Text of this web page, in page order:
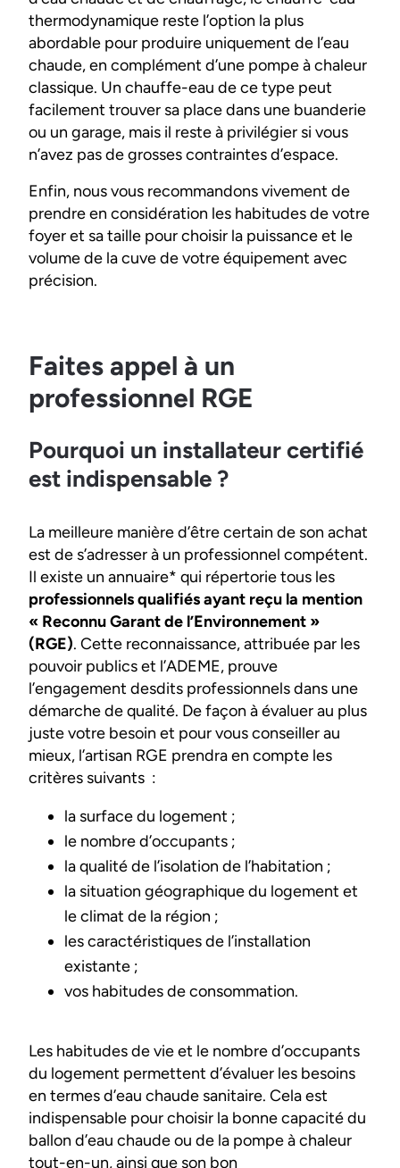
thermodynamique reste l’option la plus
abordable pour produire uniquement de l’eau
chaude, en complément d’une pompe à chaleur
classique. Un chauffe-eau de ce type peut
facilement trouver sa place dans une buanderie
ou un garage, mais il reste à privilégier si vous
n’avez pas de grosses contraintes d’espace.
Enfin, nous vous recommandons vivement de
prendre en considération les habitudes de votre
foyer et sa taille pour choisir la puissance et le
volume de la cuve de votre équipement avec
précision.
Faites appel à un
professionnel RGE
Pourquoi un installateur certifié
est indispensable ?
La meilleure manière d’être certain de son achat
est de s’adresser à un professionnel compétent.
Il existe un annuaire* qui répertorie tous les
professionnels qualifiés ayant reçu la mention
« Reconnu Garant de l’Environnement »
(RGE). Cette reconnaissance, attribuée par les
pouvoir publics et l’ADEME, prouve
l’engagement desdits professionnels dans une
démarche de qualité. De façon à évaluer au plus
juste votre besoin et pour vous conseiller au
mieux, l’artisan RGE prendra en compte les
critères suivants :
la surface du logement ;
le nombre d’occupants ;
la qualité de l’isolation de l’habitation ;
la situation géographique du logement et
le climat de la région ;
les caractéristiques de l’installation
existante ;
vos habitudes de consommation.
Les habitudes de vie et le nombre d’occupants
du logement permettent d’évaluer les besoins
en termes d’eau chaude sanitaire. Cela est
indispensable pour choisir la bonne capacité du
ballon d’eau chaude ou de la pompe à chaleur
tout-en-un, ainsi que son bon